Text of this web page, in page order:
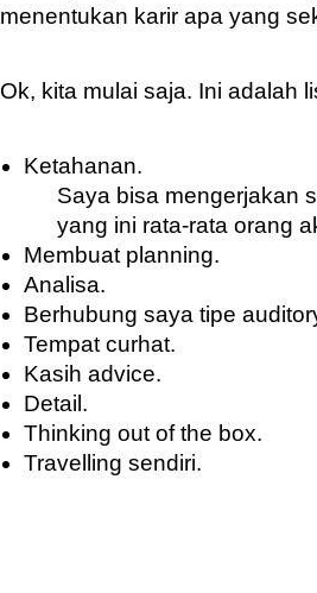
menentukan karir apa yang
Ok, kita mulai saja. Ini adalah
Ketahanan.
Saya bisa mengerjakan
yang ini rata-rata orang
Membuat planning.
Analisa.
Berhubung saya tipe
Tempat curhat.
Kasih advice.
Detail.
Thinking out of the box.
Travelling sendiri.